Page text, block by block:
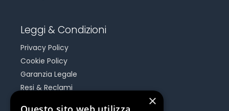
Leggi & Condizioni
Privacy Policy
Cookie Policy
Garanzia Legale
Resi & Reclami
×